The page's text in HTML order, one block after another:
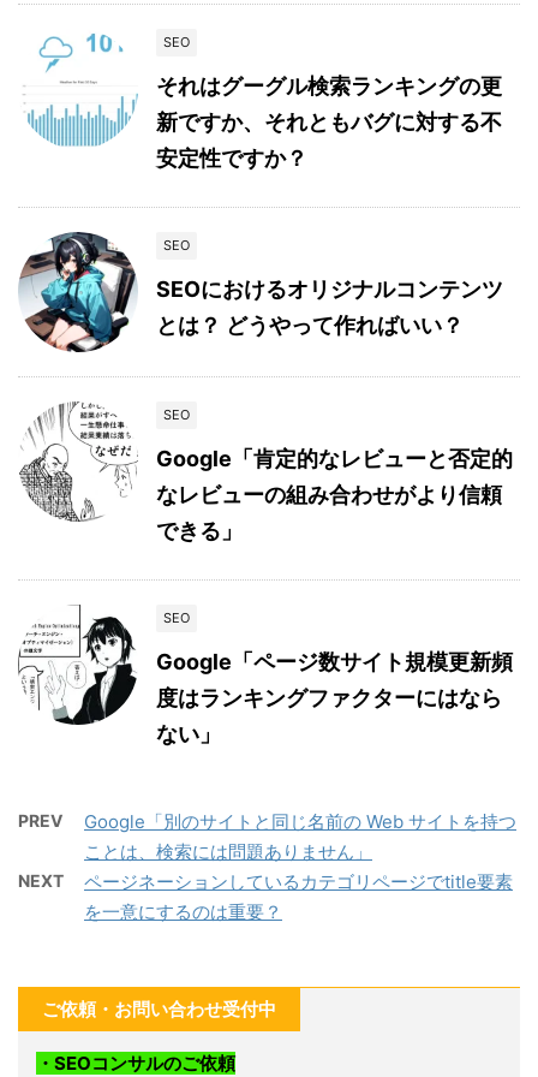
SEO
それはグーグル検索ランキングの更
新ですか、それともバグに対する不
安定性ですか？
SEO
SEOにおけるオリジナルコンテンツ
とは？ どうやって作ればいい？
SEO
Google「肯定的なレビューと否定的
なレビューの組み合わせがより信頼
できる」
SEO
Google「ページ数サイト規模更新頻
度はランキングファクターにはなら
ない」
PREV
Google「別のサイトと同じ名前の Web サイトを持つ
ことは、検索には問題ありません」
NEXT
ページネーションしているカテゴリページでtitle要素
を一意にするのは重要？
ご依頼・お問い合わせ受付中
・SEOコンサルのご依頼